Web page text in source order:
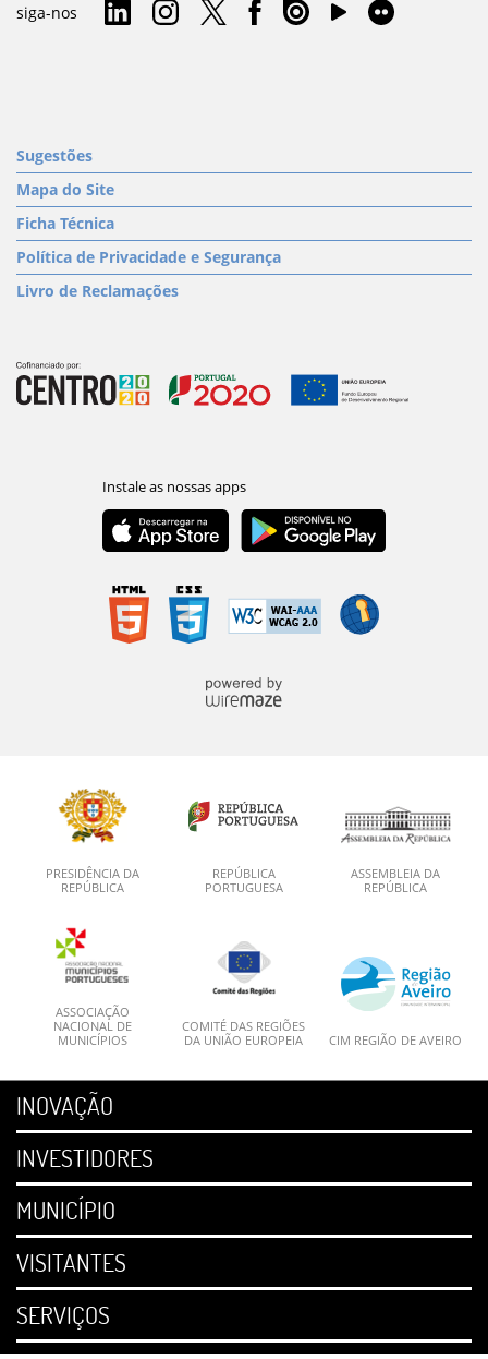
siga-nos
Sugestões
Mapa do Site
Ficha Técnica
Política de Privacidade e Segurança
Livro de Reclamações
PRESIDÊNCIA DA
REPÚBLICA
REPÚBLICA
PORTUGUESA
ASSEMBLEIA DA
REPÚBLICA
ASSOCIAÇÃO
NACIONAL DE
MUNICÍPIOS
COMITÉ DAS REGIÕES
DA UNIÃO EUROPEIA
CIM REGIÃO DE AVEIRO
INOVAÇÃO
INVESTIDORES
MUNICÍPIO
VISITANTES
SERVIÇOS